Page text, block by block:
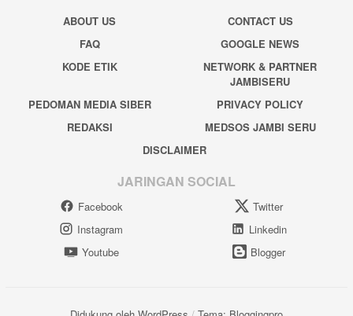
ABOUT US
CONTACT US
FAQ
GOOGLE NEWS
KODE ETIK
NETWORK & PARTNER
JAMBISERU
PEDOMAN MEDIA SIBER
PRIVACY POLICY
REDAKSI
MEDSOS JAMBI SERU
DISCLAIMER
JARINGAN SOCIAL
Facebook
Twitter
Instagram
Linkedin
Youtube
Blogger